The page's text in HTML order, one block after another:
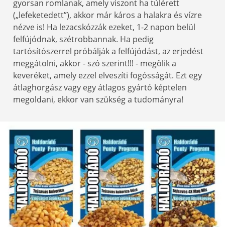
gyorsan romlanak, amely viszont ha túlérett
(„lefeketedett”), akkor már káros a halakra és vízre
nézve is! Ha lezacskózzák ezeket, 1-2 napon belül
felfújódnak, szétrobbannak. Ha pedig
tartósítószerrel próbálják a felfújódást, az erjedést
meggátolni, akkor - szó szerint!!! - megölik a
keveréket, amely ezzel elveszíti fogósságát. Ezt egy
átlaghorgász vagy egy átlagos gyártó képtelen
megoldani, ekkor van szükség a tudományra!